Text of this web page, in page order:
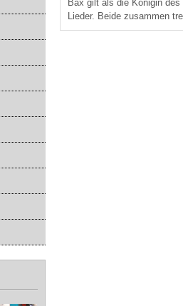
Bax gilt als die Königin
Lieder. Beide zusammen